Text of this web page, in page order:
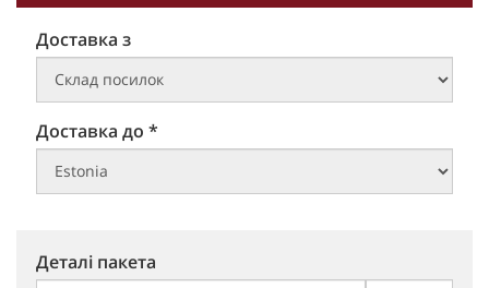
Доставка з
Доставка до *
Деталі пакета